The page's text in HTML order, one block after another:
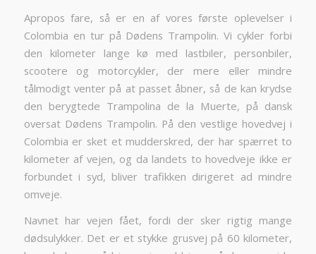
Apropos fare, så er en af vores første oplevelser i
Colombia en tur på Dødens Trampolin. Vi cykler forbi
den kilometer lange kø med lastbiler, personbiler,
scootere og motorcykler, der mere eller mindre
tålmodigt venter på at passet åbner, så de kan krydse
den berygtede Trampolina de la Muerte, på dansk
oversat Dødens Trampolin. På den vestlige hovedvej i
Colombia er sket et mudderskred, der har spærret to
kilometer af vejen, og da landets to hovedveje ikke er
forbundet i syd, bliver trafikken dirigeret ad mindre
omveje.
Navnet har vejen fået, fordi der sker rigtig mange
dødsulykker. Det er et stykke grusvej på 60 kilometer,